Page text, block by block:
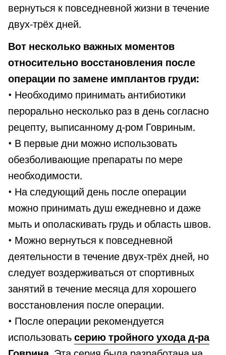
вернуться к повседневной жизни в течение
двух-трёх дней.
Вот несколько важных моментов
относительно восстановления после
операции по замене имплантов груди:
• Необходимо принимать антибиотики
перорально несколько раз в день согласно
рецепту, выписанному д-ром Говриным.
• В первые дни можно использовать
обезболивающие препараты по мере
необходимости.
• На следующий день после операции
можно принимать душ ежедневно и даже
мыть и ополаскивать грудь и область швов.
• Можно вернуться к повседневной
деятельности в течение двух-трёх дней, но
следует воздерживаться от спортивных
занятий в течение месяца для хорошего
восстановления после операции.
• После операции рекомендуется
использоватьсерию тройного ухода д-ра